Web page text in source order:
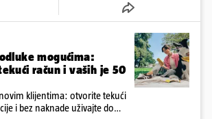
mogućima:
račun i vaših je 50
klijentima: otvorite tekući
i bez naknade uživajte do